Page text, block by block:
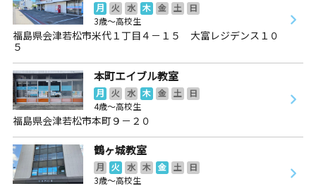
月 火 水 木 金 土
日
3歳～高校生
福島県会津若松市米代１丁目４－１５ 大富レジデンス１０
５
本町エイブル教室
月 火 水 木 金 土
日
4歳～高校生
福島県会津若松市本町９－２０
鶴ヶ城教室
月 火 水 木 金 土
日
3歳～高校生